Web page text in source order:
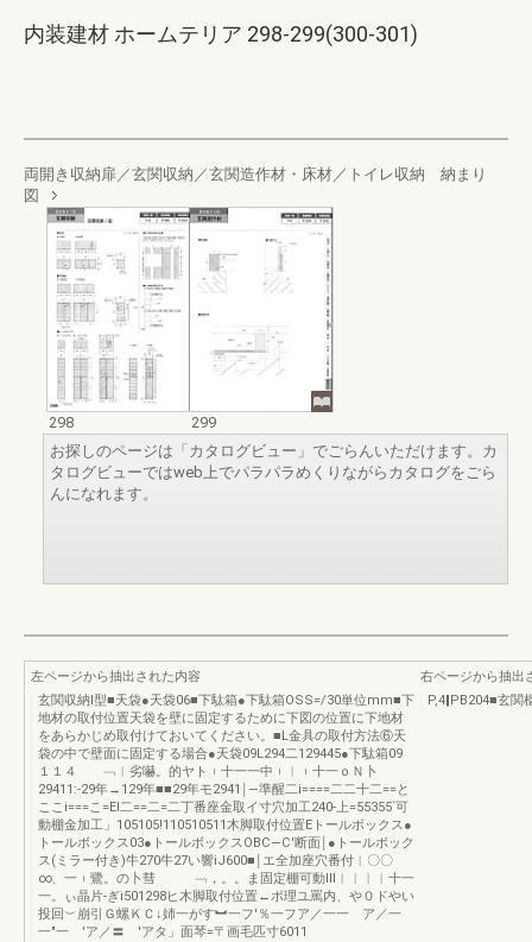
内装建材 ホームテリア 298-299(300-301)
両開き収納扉／玄関収納／玄関造作材・床材／トイレ収納 納まり
図
298
299
お探しのページは「カタログビュー」でごらんいただけます。カ
タログビューではweb上でパラパラめくりながらカタログをごら
んになれます。
左ページから抽出された内容
玄関収納I型■天袋●天袋06■下駄箱●下駄箱OSS=/30単位mm■下
地材の取付位置天袋を壁に固定するために下図の位置に下地材
をあらかじめ取付けておいてください。■L金具の取付方法⑥天
袋の中で壁面に固定する場合●天袋09L294二129445●下駄箱09
１１４ ﹁︱劣嚇。的ヤト︲十一一中︲︱︲十一ｏＮ卜
29411:-29年→129年■■29年モ2941￨―準醒二i====二二十二==と
ここi===こ=El二==二=二丁番座金取イ寸穴加工240-上=55355`可
動棚金加工」105105!110510511木脚取付位置Eトールボックス●
トールボックス03●トールボックスOBC―C'断面￨●トールボック
ス(ミラー付き)牛270牛27い響iJ600■￨エ全加座穴番付︱〇〇
∞、一︲鷺。の卜彗 ﹁，。。ま固定棚可動lll︱︱︱︱十一
一。ぃ晶片‐ぎi501298ヒ木脚取付位置←ポ理ユ罵内、や０ドやい
投回︶崩引Ｇ螺ＫＣ↓姉一がす︼一フ′％一フア／一一 ア／一
一″一 ′ア／〓 ′アタ」面琴=〒画毛匹寸6011
右ページから抽出
P,4‖PB204■玄